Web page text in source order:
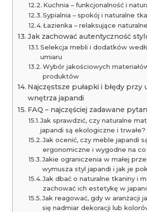
Kuchnia – funkcjonalność i
Sypialnia – spokój i naturalne
Łazienka – relaksujące
Jak zachować autentyczność
Selekcja mebli i dodatków
umiaru
Wybór jakościowych
produktów
Najczęstsze pułapki i błędy przy
wnętrza japandi
FAQ – najczęściej zadawane
Jak sprawdzić, czy naturalne
japandi są ekologiczne i trwałe?
Jak ocenić, czy meble japandi
ergonomiczne i wygodne na
Jakie ograniczenia w małej
wymusza styl japandi i jak je
Jak dbać o naturalne tkaniny i
zachować ich estetykę w
Jak reagować, gdy w aranżacji
się nadmiar dekoracji lub